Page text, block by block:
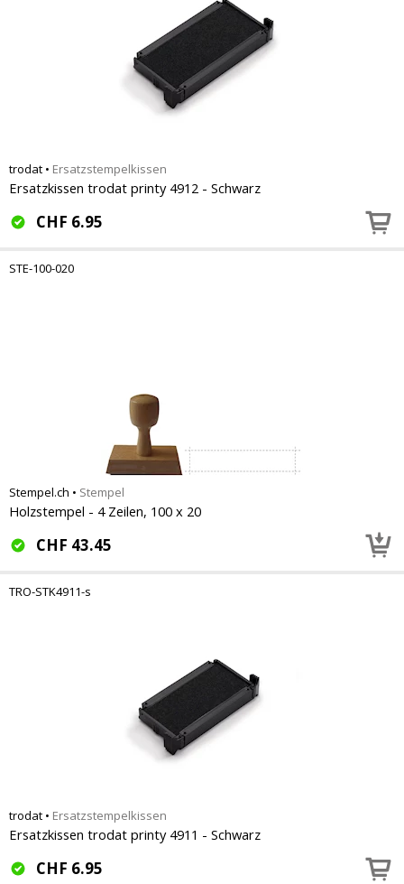
trodat • Ersatzstempelkissen
Ersatzkissen trodat printy 4912 - Schwarz
CHF 6.95
STE-100-020
Stempel.ch • Stempel
Holzstempel - 4 Zeilen, 100 x 20
CHF 43.45
TRO-STK4911-s
trodat • Ersatzstempelkissen
Ersatzkissen trodat printy 4911 - Schwarz
CHF 6.95